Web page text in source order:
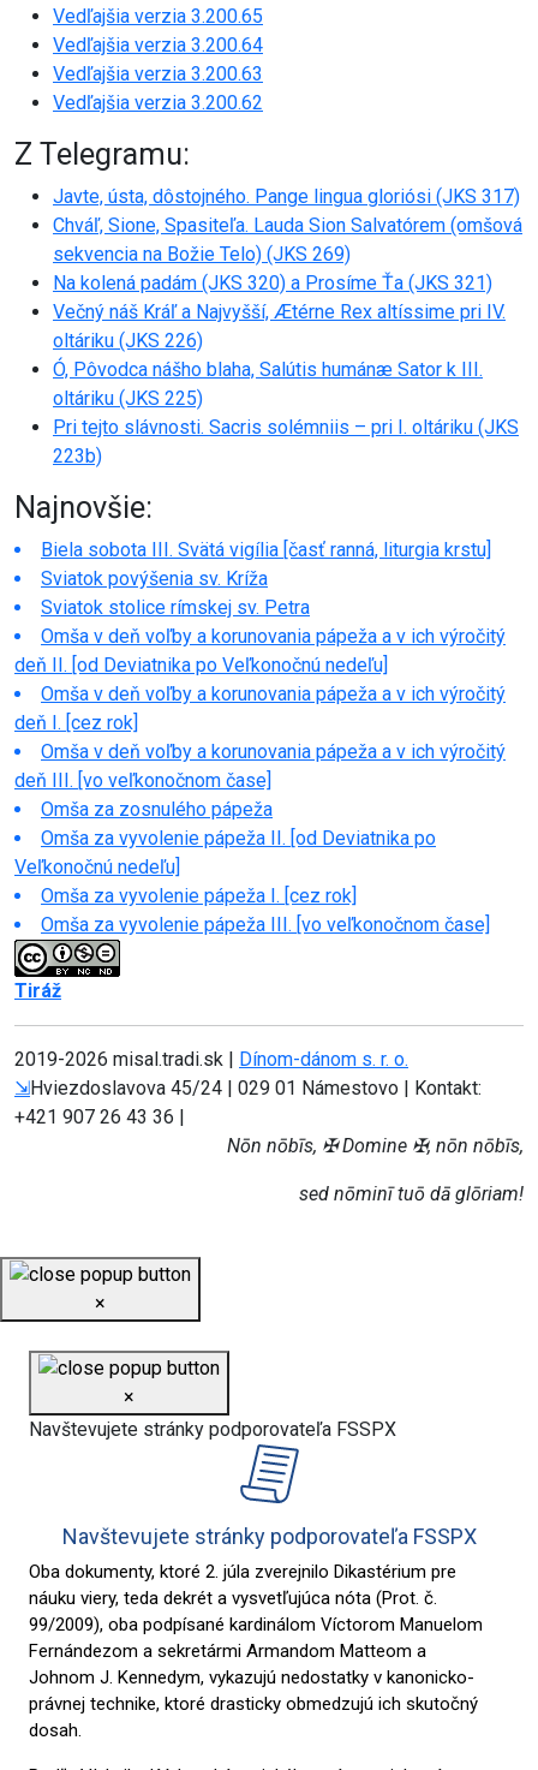
Vedľajšia verzia 3.200.65
Vedľajšia verzia 3.200.64
Vedľajšia verzia 3.200.63
Vedľajšia verzia 3.200.62
Z Telegramu:
Javte, ústa, dôstojného. Pange lingua gloriósi (JKS 317)
Chváľ, Sione, Spasiteľa. Lauda Sion Salvatórem (omšová
sekvencia na Božie Telo) (JKS 269)
Na kolená padám (JKS 320) a Prosíme Ťa (JKS 321)
Večný náš Kráľ a Najvyšší, Ætérne Rex altíssime pri IV.
oltáriku (JKS 226)
Ó, Pôvodca nášho blaha, Salútis humánæ Sator k III.
oltáriku (JKS 225)
Pri tejto slávnosti. Sacris solémniis – pri I. oltáriku (JKS
223b)
Najnovšie:
Biela sobota III. Svätá vigília [časť ranná, liturgia krstu]
Sviatok povýšenia sv. Kríža
Sviatok stolice rímskej sv. Petra
Omša v deň voľby a korunovania pápeža a v ich výročitý
deň II. [od Deviatnika po Veľkonočnú nedeľu]
Omša v deň voľby a korunovania pápeža a v ich výročitý
deň I. [cez rok]
Omša v deň voľby a korunovania pápeža a v ich výročitý
deň III. [vo veľkonočnom čase]
Omša za zosnulého pápeža
Omša za vyvolenie pápeža II. [od Deviatnika po
Veľkonočnú nedeľu]
Omša za vyvolenie pápeža I. [cez rok]
Omša za vyvolenie pápeža III. [vo veľkonočnom čase]
Tiráž
2019-2026 misal.tradi.sk | Dínom-dánom s. r. o.
⇲Hviezdoslavova 45/24 | 029 01 Námestovo | Kontakt:
+421 907 26 43 36 |
Nōn nōbīs, ✠ Domine ✠, nōn nōbīs,
sed nōminī tuō dā glōriam!
×
×
Navštevujete stránky podporovateľa FSSPX
Navštevujete stránky podporovateľa FSSPX
Oba dokumenty, ktoré 2. júla zverejnilo Dikastérium pre
náuku viery, teda dekrét a vysvetľujúca nóta (Prot. č.
99/2009), oba podpísané kardinálom Víctorom Manuelom
Fernándezom a sekretármi Armandom Matteom a
Johnom J. Kennedym, vykazujú nedostatky v kanonicko-
právnej technike, ktoré drasticky obmedzujú ich skutočný
dosah.